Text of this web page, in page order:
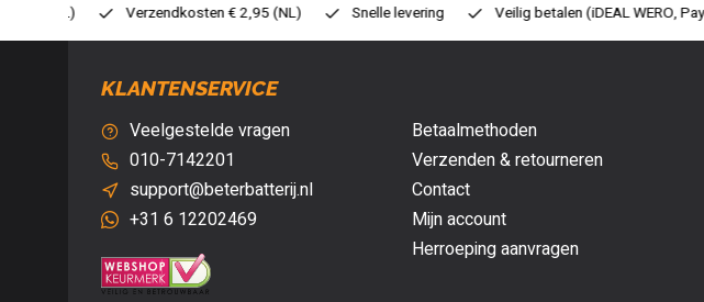
Verzendkosten € 2,95 (NL) Snelle levering Veilig betalen (iDEAL WERO,
KLANTENSERVICE
Veelgestelde vragen
010-7142201
support@beterbatterij.nl
+31 6 12202469
Betaalmethoden
Verzenden & retourneren
Contact
Mijn account
Herroeping aanvragen